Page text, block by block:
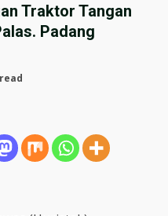
Traktor Tangan
Padang